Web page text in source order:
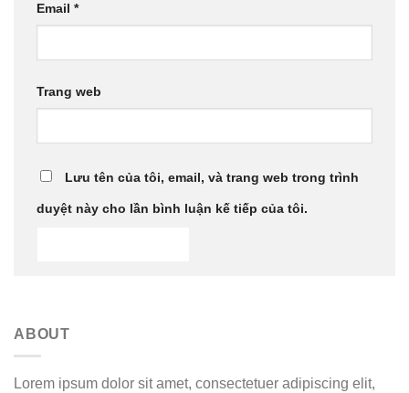
Email *
Trang web
Lưu tên của tôi, email, và trang web trong trình
duyệt này cho lần bình luận kế tiếp của tôi.
ABOUT
Lorem ipsum dolor sit amet, consectetuer adipiscing elit,